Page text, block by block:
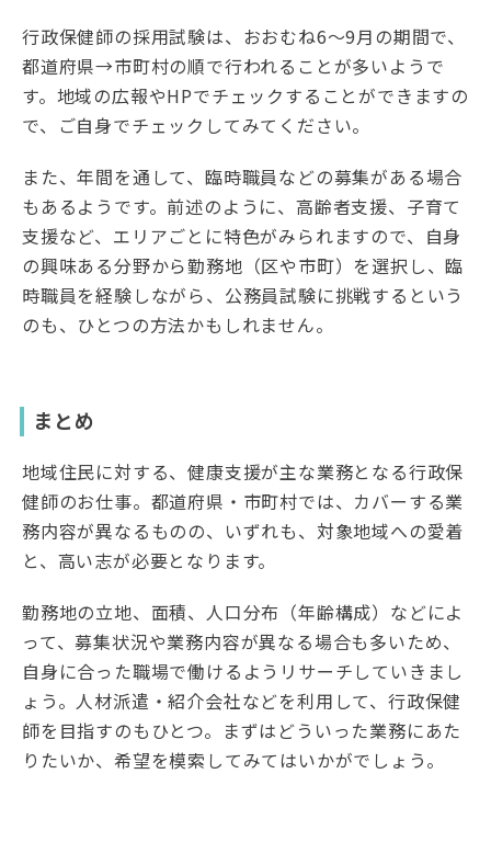
行政保健師の採用試験は、おおむね6～9月の期間で、
都道府県→市町村の順で行われることが多いようで
す。地域の広報やHPでチェックすることができますの
で、ご自身でチェックしてみてください。
また、年間を通して、臨時職員などの募集がある場合
もあるようです。前述のように、高齢者支援、子育て
支援など、エリアごとに特色がみられますので、自身
の興味ある分野から勤務地（区や市町）を選択し、臨
時職員を経験しながら、公務員試験に挑戦するという
のも、ひとつの方法かもしれません。
まとめ
地域住民に対する、健康支援が主な業務となる行政保
健師のお仕事。都道府県・市町村では、カバーする業
務内容が異なるものの、いずれも、対象地域への愛着
と、高い志が必要となります。
勤務地の立地、面積、人口分布（年齢構成）などによ
って、募集状況や業務内容が異なる場合も多いため、
自身に合った職場で働けるようリサーチしていきまし
ょう。人材派遣・紹介会社などを利用して、行政保健
師を目指すのもひとつ。まずはどういった業務にあた
りたいか、希望を模索してみてはいかがでしょう。